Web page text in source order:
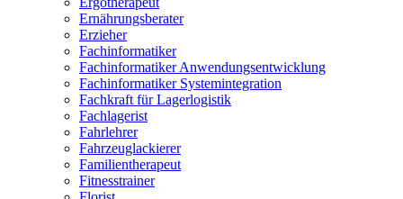
Ernährungsberater
Erzieher
Fachinformatiker
Fachinformatiker Anwendungsentwicklung
Fachinformatiker Systemintegration
Fachkraft für Lagerlogistik
Fachlagerist
Fahrlehrer
Fahrzeuglackierer
Familientherapeut
Fitnesstrainer